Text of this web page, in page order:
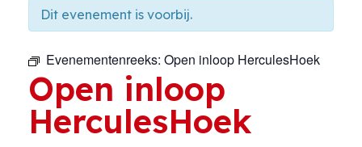
Dit evenement is voorbij.
Evenementenreeks: Open inloop HerculesHoek
Open inloop
HerculesHoek